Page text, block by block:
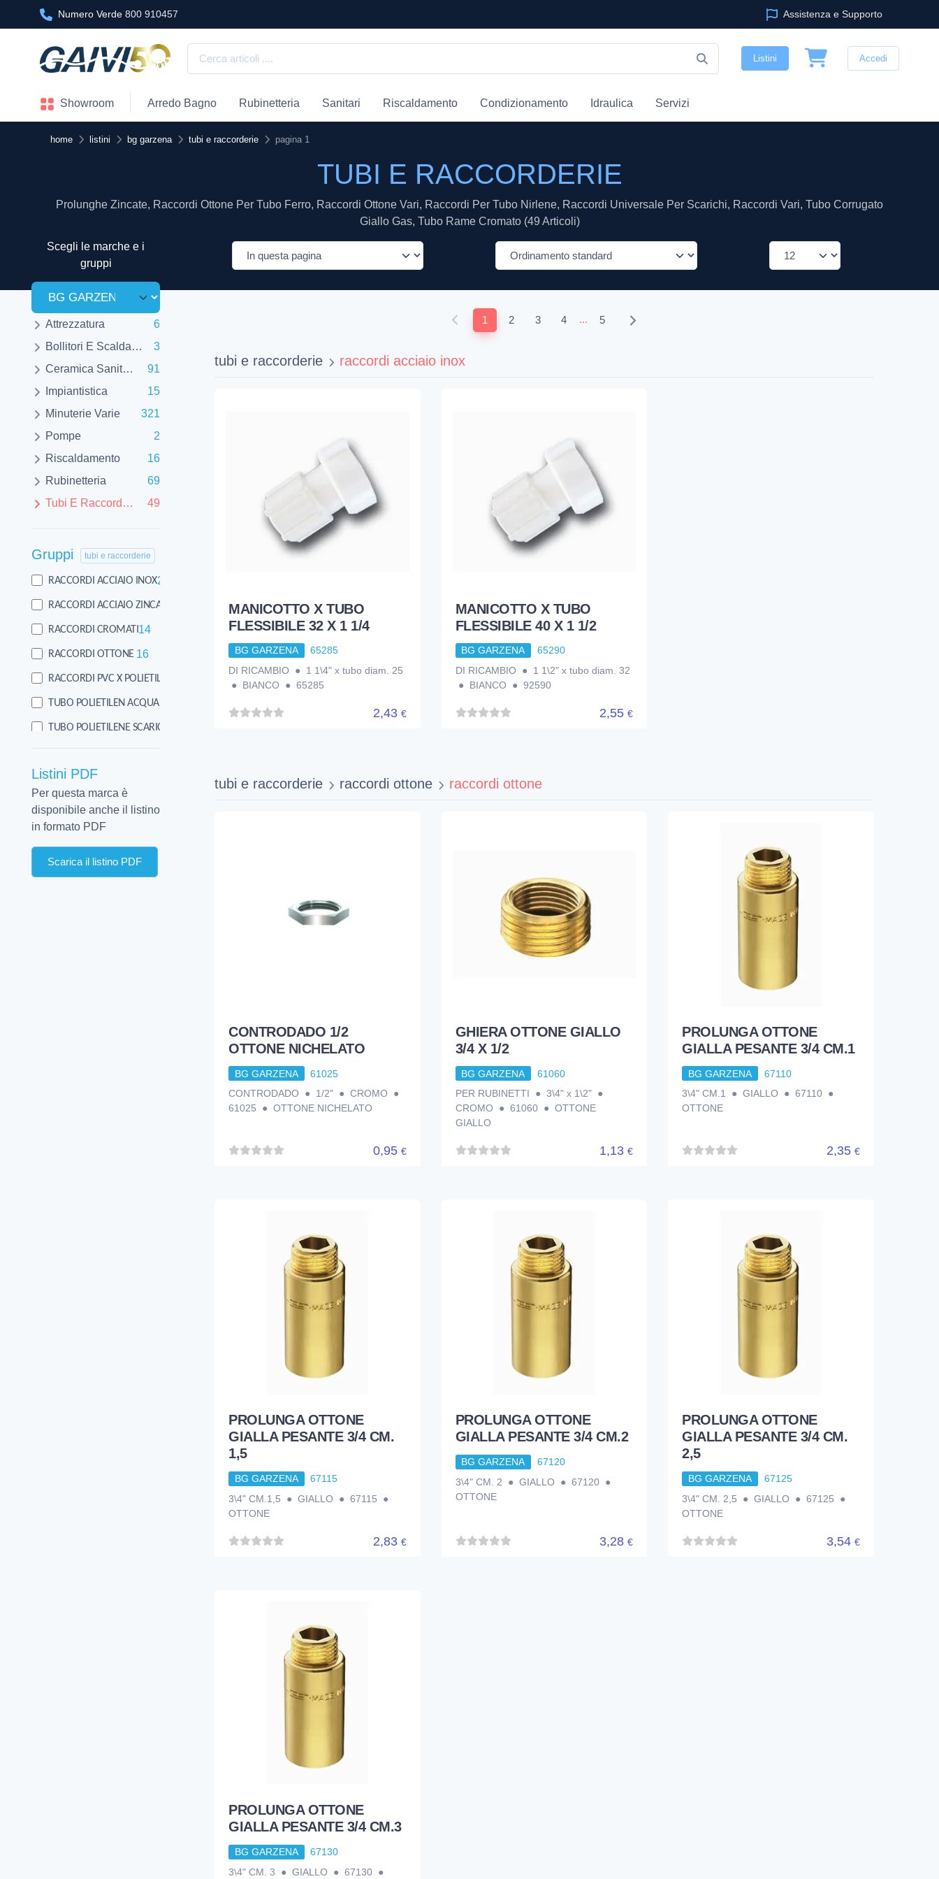
Numero Verde 800 910457 Assistenza e Supporto
Listini Accedi
Showroom Arredo Bagno Rubinetteria Sanitari Riscaldamento Condizionamento Idraulica Servizi
home listini bg garzena tubi e raccorderie pagina 1
TUBI E RACCORDERIE
Prolunghe Zincate, Raccordi Ottone Per Tubo Ferro, Raccordi Ottone Vari, Raccordi Per Tubo Nirlene, Raccordi Universale Per Scarichi, Raccordi Vari, Tubo Corrugato
Giallo Gas, Tubo Rame Cromato (49 Articoli)
Scegli le marche e i
gruppi
Attrezzatura
6
Bollitori E Scaldabagni
3
Ceramica Sanitaria
91
Impiantistica
15
Minuterie Varie
321
Pompe
2
Riscaldamento
16
Rubinetteria
69
Tubi E Raccorderie
49
Gruppi tubi e raccorderie
RACCORDI ACCIAIO INOX2
RACCORDI ACCIAIO ZINCATI
RACCORDI CROMATI 14
RACCORDI OTTONE 16
RACCORDI PVC X POLIETIL.
TUBO POLIETILEN ACQUAEGAS
TUBO POLIETILENE SCARICHI
Listini PDF
Per questa marca è
disponibile anche il listino
in formato PDF
Scarica il listino PDF
1 2 3 4 ... 5
tubi e raccorderie raccordi acciaio inox
MANICOTTO X TUBO
FLESSIBILE 32 X 1 1/4
BG GARZENA
65285
DI RICAMBIO ● 1 1\4" x tubo diam. 25
● BIANCO ● 65285
2,43 €
MANICOTTO X TUBO
FLESSIBILE 40 X 1 1/2
BG GARZENA
65290
DI RICAMBIO ● 1 1\2" x tubo diam. 32
● BIANCO ● 92590
2,55€
tubi e raccorderie raccordi ottone raccordi ottone
CONTRODADO 1/2
OTTONE NICHELATO
BG GARZENA
61025
CONTRODADO ● 1/2" ● CROMO ●
61025 ● OTTONE NICHELATO
0,95 €
GHIERA OTTONE GIALLO
3/4 X 1/2
BG GARZENA
61060
PER RUBINETTI ● 3\4" x 1\2" ●
CROMO ● 61060 ● OTTONE
GIALLO
1,13€
PROLUNGA OTTONE
GIALLA PESANTE 3/4 CM.1
BG GARZENA
67110
3\4" CM.1 ● GIALLO ● 67110 ●
OTTONE
2,35 €
PROLUNGA OTTONE
GIALLA PESANTE 3/4 CM.
1,5
BG GARZENA
67115
3\4" CM.1,5 ● GIALLO ● 67115 ●
OTTONE
2,83 €
PROLUNGA OTTONE
GIALLA PESANTE 3/4 CM.2
BG GARZENA
67120
3\4" CM. 2 ● GIALLO ● 67120 ●
OTTONE
3,28€
PROLUNGA OTTONE
GIALLA PESANTE 3/4 CM.
2,5
BG GARZENA
67125
3\4" CM. 2,5 ● GIALLO ● 67125 ●
OTTONE
3,54 €
PROLUNGA OTTONE
GIALLA PESANTE 3/4 CM.3
BG GARZENA
67130
3\4" CM. 3 ● GIALLO ● 67130 ●